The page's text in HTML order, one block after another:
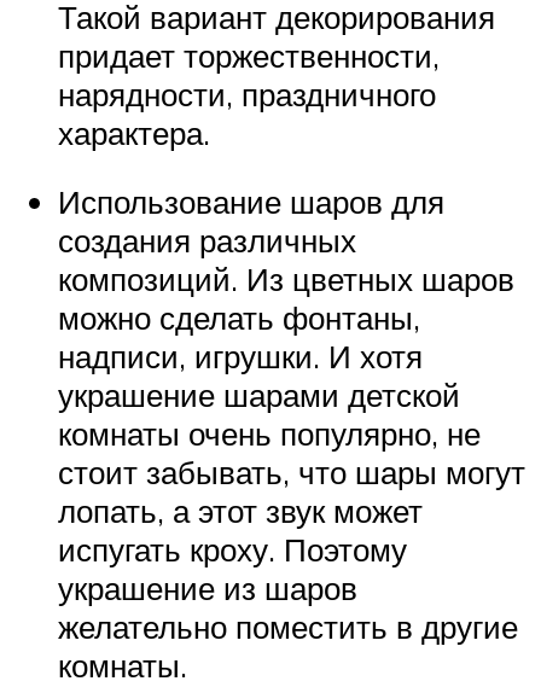
Такой вариант декорирования
придает торжественности,
нарядности, праздничного
характера.
Использование шаров для
создания различных
композиций. Из цветных шаров
можно сделать фонтаны,
надписи, игрушки. И хотя
украшение шарами детской
комнаты очень популярно, не
стоит забывать, что шары могут
лопать, а этот звук может
испугать кроху. Поэтому
украшение из шаров
желательно поместить в другие
комнаты.